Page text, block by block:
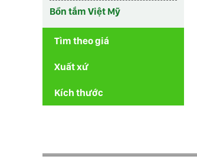
Bồn tắm Việt Mỹ
Tìm theo giá
Xuất xứ
Kích thước